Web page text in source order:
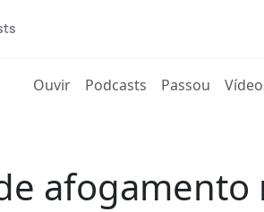
Ouvir(current)
Podcasts Passou